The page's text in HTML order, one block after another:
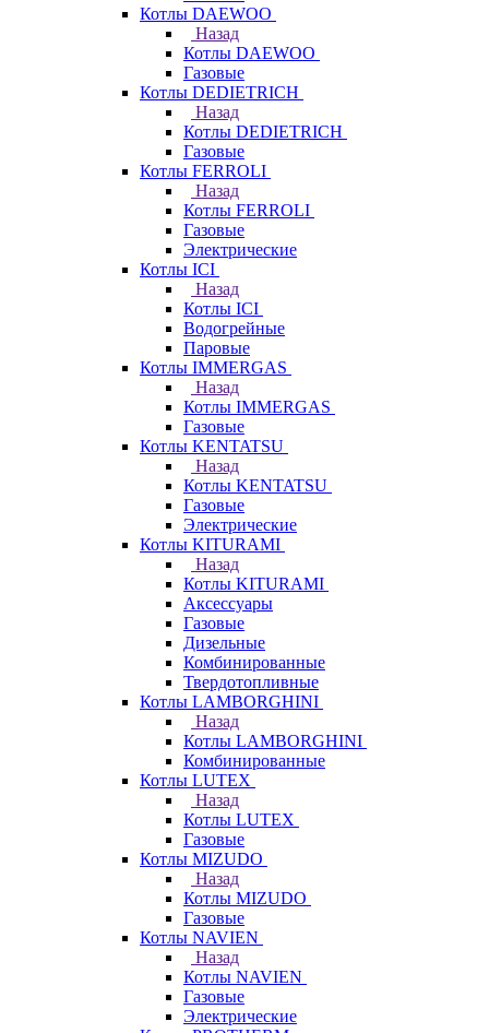
Котлы DAEWOO
Назад
Котлы DAEWOO
Газовые
Котлы DEDIETRICH
Назад
Котлы DEDIETRICH
Газовые
Котлы FERROLI
Назад
Котлы FERROLI
Газовые
Электрические
Котлы ICI
Назад
Котлы ICI
Водогрейные
Паровые
Котлы IMMERGAS
Назад
Котлы IMMERGAS
Газовые
Котлы KENTATSU
Назад
Котлы KENTATSU
Газовые
Электрические
Котлы KITURAMI
Назад
Котлы KITURAMI
Аксессуары
Газовые
Дизельные
Комбинированные
Твердотопливные
Котлы LAMBORGHINI
Назад
Котлы LAMBORGHINI
Комбинированные
Котлы LUTEX
Назад
Котлы LUTEX
Газовые
Котлы MIZUDO
Назад
Котлы MIZUDO
Газовые
Котлы NAVIEN
Назад
Котлы NAVIEN
Газовые
Электрические